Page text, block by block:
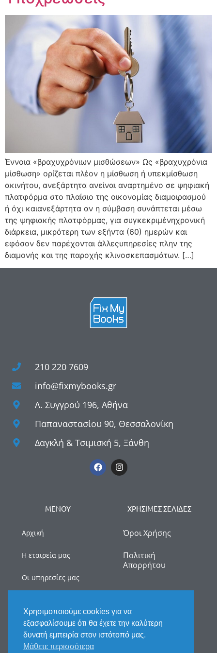
Έννοια «βραχυχρόνιων μισθώσεων» Ως «βραχυχρόνια
μίσθωση» ορίζεται πλέον η μίσθωση ή υπεκμίσθωση
ακινήτου, ανεξάρτητα ανείναι αναρτημένο σε ψηφιακή
πλατφόρμα στο πλαίσιο της οικονομίας διαμοιρασμού
ή όχι καιανεξάρτητα αν η σύμβαση συνάπτεται μέσω
της ψηφιακής πλατφόρμας, για συγκεκριμένηχρονική
διάρκεια, μικρότερη των εξήντα (60) ημερών και
εφόσον δεν παρέχονται άλλεςυπηρεσίες πλην της
διαμονής και της παροχής κλινοσκεπασμάτων. […]
210 220 7609
info@fixmybooks.gr
Λ. Συγγρού 196, Αθήνα
Παπαναστασίου 90, Θεσσαλονίκη
Δαγκλή & Τσιμισκή 5, Ξάνθη
ΜΕΝΟΥ
Αρχική
Η εταιρεία μας
Οι υπηρεσίες μας
Νέα
Επικοινωνία
ΧΡΗΣΙΜΕΣ ΣΕΛΙΔΕΣ
Όροι Χρήσης
Πολιτική
Απορρήτου
Χρησιμοποιούμε cookies για να
εξασφαλίσουμε ότι θα έχετε την καλύτερη
δυνατή εμπειρία στον ιστότοπό μας.
Μάθετε περισσότερα